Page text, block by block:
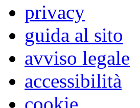
privacy
guida al sito
avviso legale
accessibilità